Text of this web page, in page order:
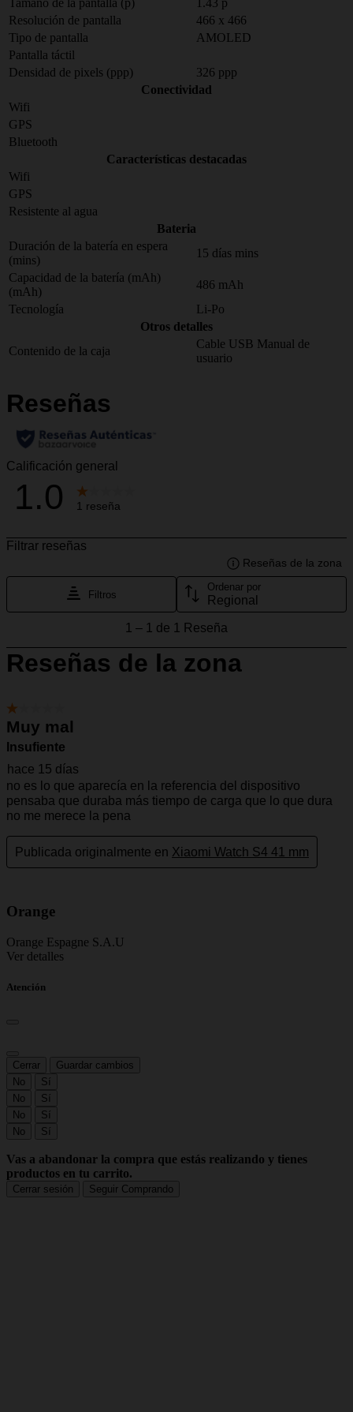
Resolución de pantalla
466 x 466
Tipo de pantalla
AMOLED
Pantalla táctil
Densidad de pixels (ppp)
326 ppp
Conectividad
Wifi
GPS
Bluetooth
Características destacadas
Wifi
GPS
Resistente al agua
Bateria
Duración de la batería en espera
(mins)
15 días mins
Capacidad de la batería (mAh)
(mAh)
486 mAh
Tecnología
Li-Po
Otros detalles
Contenido de la caja
Cable USB Manual de
usuario
Orange
Orange Espagne S.A.U
Ver detalles
Atención
Cerrar
Guardar cambios
No
Sí
No
Sí
No
Sí
No
Sí
Vas a abandonar la compra que estás realizando y tienes
productos en tu carrito.
Cerrar sesión Seguir Comprando